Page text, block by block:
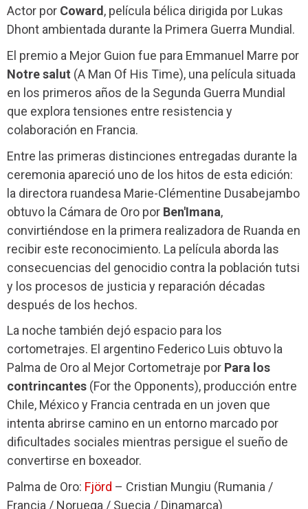
Actor por Coward , película bélica dirigida por Lukas
Dhont ambientada durante la Primera Guerra Mundial.
El premio a Mejor Guion fue para Emmanuel Marre por
Notre salut (A Man Of His Time), una película situada
en los primeros años de la Segunda Guerra Mundial
que explora tensiones entre resistencia y
colaboración en Francia.
Entre las primeras distinciones entregadas durante la
ceremonia apareció uno de los hitos de esta edición:
la directora ruandesa Marie-Clémentine Dusabejambo
obtuvo la Cámara de Oro por Ben'Imana,
convirtiéndose en la primera realizadora de Ruanda en
recibir este reconocimiento. La película aborda las
consecuencias del genocidio contra la población tutsi
y los procesos de justicia y reparación décadas
después de los hechos.
La noche también dejó espacio para los
cortometrajes. El argentino Federico Luis obtuvo la
Palma de Oro al Mejor Cortometraje por Para los
contrincantes (For the Opponents), producción entre
Chile, México y Francia centrada en un joven que
intenta abrirse camino en un entorno marcado por
dificultades sociales mientras persigue el sueño de
convertirse en boxeador.
Palma de Oro: Fjörd – Cristian Mungiu (Rumania /
Francia / Noruega / Suecia / Dinamarca)